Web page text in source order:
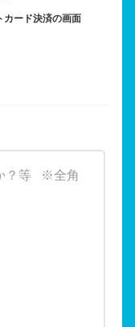
カード決済の画面